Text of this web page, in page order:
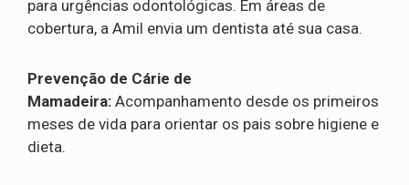
para urgências odontológicas. Em áreas de
cobertura, a Amil envia um dentista até sua casa.
Prevenção de Cárie de
Mamadeira: Acompanhamento desde os primeiros
meses de vida para orientar os pais sobre higiene e
dieta.